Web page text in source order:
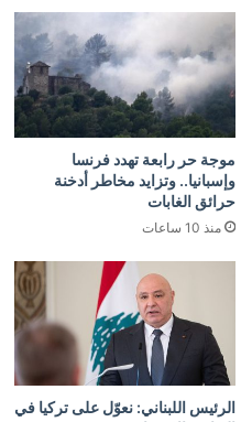
موجة حر رابعة تهدد فرنسا
وإسبانيا.. وتزايد مخاطر أدخنة
حرائق الغابات
منذ 10 ساعات
الرئيس اللبناني: نعوّل على تركيا في